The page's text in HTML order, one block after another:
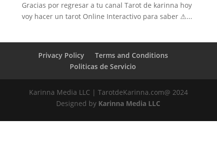
Gracias por regresar a tu canal Tarot de karinna hoy
voy hacer un tarot Online Interactivo para saber ⚠...
Privacy Policy
Terms and Conditions
Politicas de Servicio
Karinna Media LLC | TarotdeKarinna.com@ 2024
Designed by Karinna Media LLC